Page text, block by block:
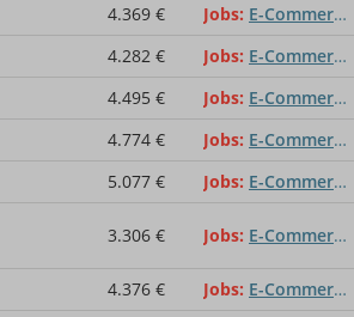
4.369 € Jobs E-Commerce-Consultant
4.282 € Jobs E-Commerce-Consultant
4.495 € Jobs E-Commerce-Consultant
4.774 € Jobs E-Commerce-Consultant
5.077 € Jobs E-Commerce-Consultant
3.306 € Jobs E-Commerce-Consultant
4.376 € Jobs E-Commerce-Consultant